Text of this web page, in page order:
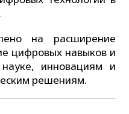
на расширение
цифровых навыков и
инновациям и
решениям.